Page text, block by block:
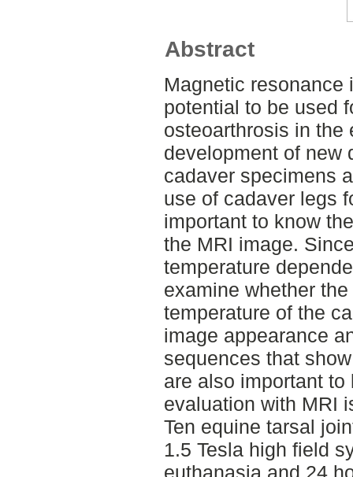
Abstract
Magnetic resonance
potential to be used
osteoarthrosis in the
development of new
cadaver specimens
use of cadaver legs
important to know
the MRI image.
temperature
examine whether
temperature of the
image appearance
sequences that
are also important
evaluation with MRI
Ten equine tarsal
1.5 Tesla high field
euthanasia and 24